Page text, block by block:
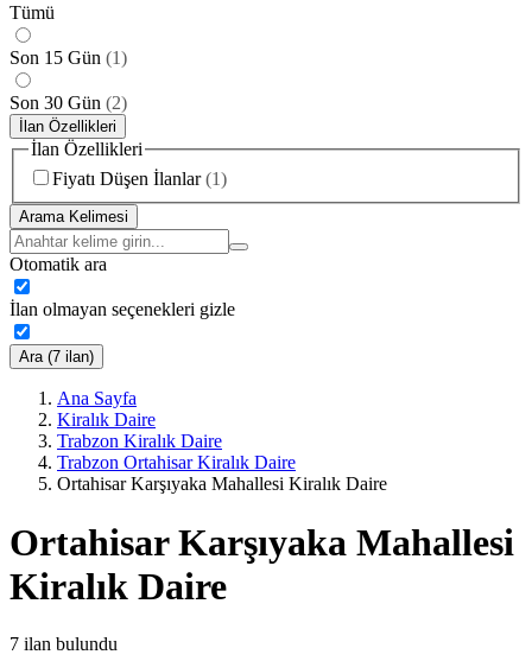
Tümü
Son 15 Gün (1)
Son 30 Gün (2)
İlan Özellikleri
İlan Özellikleri
Fiyatı Düşen İlanlar (1)
Arama Kelimesi
Otomatik ara
İlan olmayan seçenekleri gizle
Ara (7 ilan)
Ana Sayfa
Kiralık Daire
Trabzon Kiralık Daire
Trabzon Ortahisar Kiralık Daire
Ortahisar Karşıyaka Mahallesi Kiralık Daire
Ortahisar Karşıyaka Mahallesi
Kiralık Daire
7 ilan bulundu